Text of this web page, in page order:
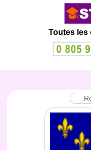
Toutes les